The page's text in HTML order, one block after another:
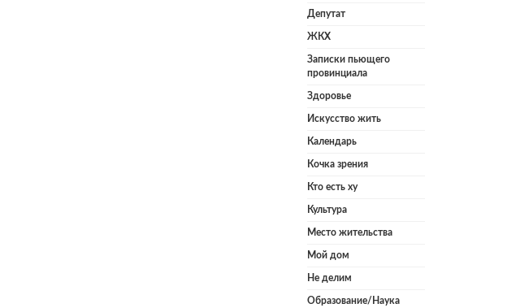
Депутат
ЖКХ
Записки пьющего
провинциала
Здоровье
Искусство жить
Календарь
Кочка зрения
Кто есть ху
Культура
Место жительства
Мой дом
Не делим
Образование/Наука